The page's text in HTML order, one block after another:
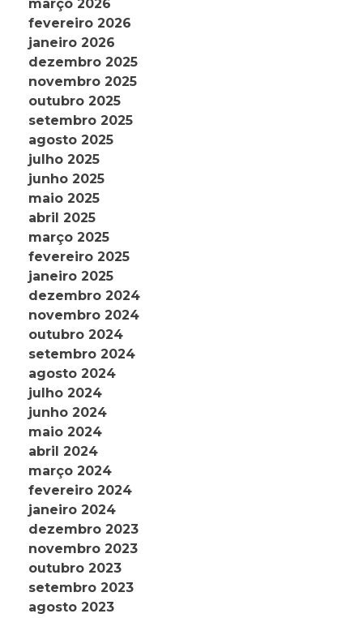
março 2026
fevereiro 2026
janeiro 2026
dezembro 2025
novembro 2025
outubro 2025
setembro 2025
agosto 2025
julho 2025
junho 2025
maio 2025
abril 2025
março 2025
fevereiro 2025
janeiro 2025
dezembro 2024
novembro 2024
outubro 2024
setembro 2024
agosto 2024
julho 2024
junho 2024
maio 2024
abril 2024
março 2024
fevereiro 2024
janeiro 2024
dezembro 2023
novembro 2023
outubro 2023
setembro 2023
agosto 2023